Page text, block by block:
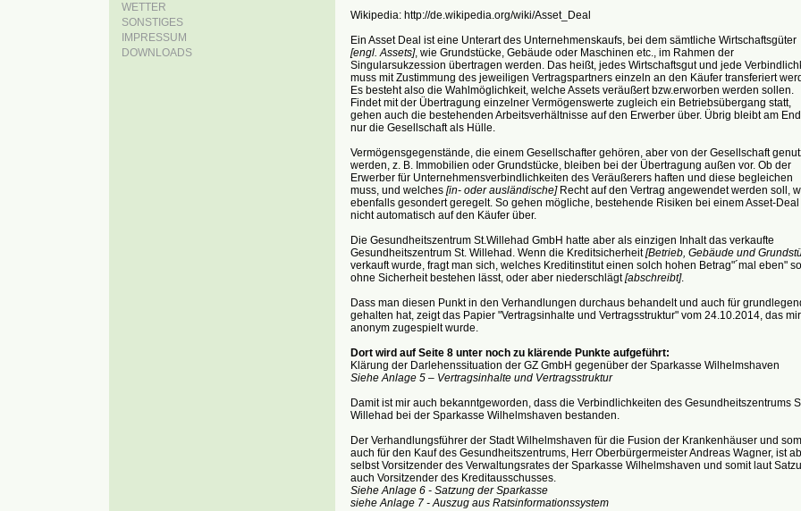
WETTER
SONSTIGES
IMPRESSUM
DOWNLOADS
Wikipedia: http://de.wikipedia.org/wiki/Asset_Deal
Ein Asset Deal ist eine Unterart des Unternehmenskaufs, bei dem sämtliche Wirtschaftsgüter
[engl. Assets], wie Grundstücke, Gebäude oder Maschinen etc., im Rahmen der
Singularsukzession übertragen werden. Das heißt, jedes Wirtschaftsgut und jede
muss mit Zustimmung des jeweiligen Vertragspartners einzeln an den Käufer transferiert
Es besteht also die Wahlmöglichkeit, welche Assets veräußert bzw.erworben werden sollen.
Findet mit der Übertragung einzelner Vermögenswerte zugleich ein Betriebsübergang statt,
gehen auch die bestehenden Arbeitsverhältnisse auf den Erwerber über. Übrig bleibt am
nur die Gesellschaft als Hülle.
Vermögensgegenstände, die einem Gesellschafter gehören, aber von der Gesellschaft
werden, z. B. Immobilien oder Grundstücke, bleiben bei der Übertragung außen vor. Ob der
Erwerber für Unternehmensverbindlichkeiten des Veräußerers haften und diese begleichen
muss, und welches [in- oder ausländische]Recht auf den Vertrag angewendet werden soll,
ebenfalls gesondert geregelt. So gehen mögliche, bestehende Risiken bei einem Asset-Deal
nicht automatisch auf den Käufer über.
Die Gesundheitszentrum St.Willehad GmbH hatte aber als einzigen Inhalt das verkaufte
Gesundheitszentrum St. Willehad. Wenn die Kreditsicherheit[Betrieb, Gebäude und
verkauft wurde, fragt man sich, welches Kreditinstitut einen solch hohen Betrag"´mal eben" so
ohne Sicherheit bestehen lässt, oder aber niederschlägt[abschreibt].
Dass man diesen Punkt in den Verhandlungen durchaus behandelt und auch für
gehalten hat, zeigt das Papier "Vertragsinhalte und Vertragsstruktur" vom 24.10.2014, das mir
anonym zugespielt wurde.
Dort wird auf Seite 8 unter noch zu klärende Punkte aufgeführt:
Klärung der Darlehenssituation der GZ GmbH gegenüber der Sparkasse Wilhelmshaven
Siehe Anlage 5 – Vertragsinhalte und Vertragsstruktur
Damit ist mir auch bekanntgeworden, dass die Verbindlichkeiten des Gesundheitszentrums
Willehad bei der Sparkasse Wilhelmshaven bestanden.
Der Verhandlungsführer der Stadt Wilhelmshaven für die Fusion der Krankenhäuser und
auch für den Kauf des Gesundheitszentrums, Herr Oberbürgermeister Andreas Wagner, ist
selbst Vorsitzender des Verwaltungsrates der Sparkasse Wilhelmshaven und somit laut
auch Vorsitzender des Kreditausschusses.
Siehe Anlage 6 - Satzung der Sparkasse
siehe Anlage 7 - Auszug aus Ratsinformationssystem